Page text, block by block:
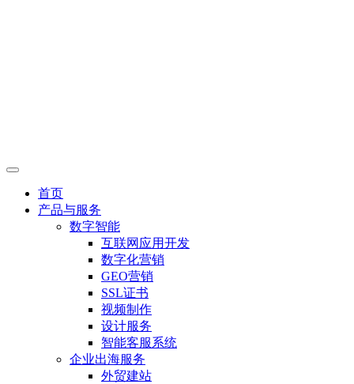
首页
产品与服务
数字智能
互联网应用开发
数字化营销
GEO营销
SSL证书
视频制作
设计服务
智能客服系统
企业出海服务
外贸建站